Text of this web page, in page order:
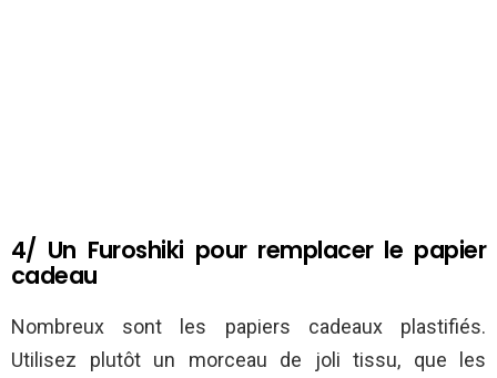
4/ Un Furoshiki pour remplacer le papier
cadeau
Nombreux sont les papiers cadeaux plastifiés.
Utilisez plutôt un morceau de joli tissu, que les